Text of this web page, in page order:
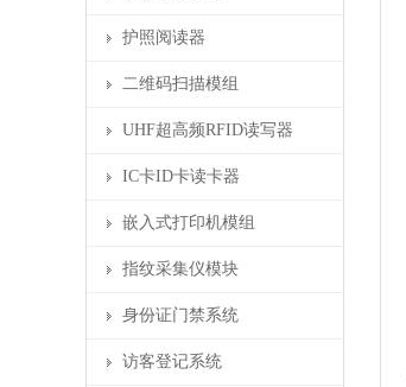
护照阅读器
二维码扫描模组
UHF超高频RFID读写器
IC卡ID卡读卡器
嵌入式打印机模组
指纹采集仪模块
身份证门禁系统
访客登记系统